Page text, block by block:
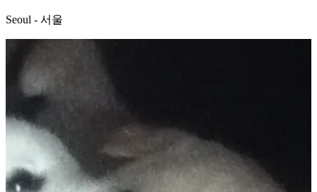
Seoul - 서울